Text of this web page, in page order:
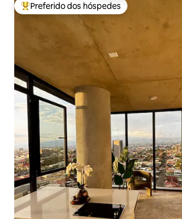
Entre os melhores preferidos dos hóspedes
Preferido dos hóspedes